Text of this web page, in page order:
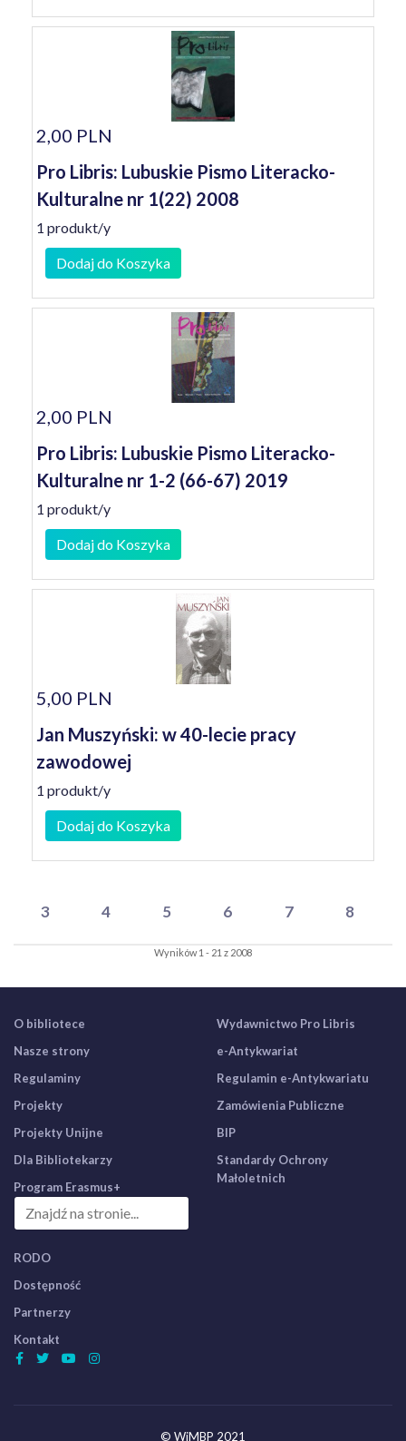
2,00 PLN
Pro Libris: Lubuskie Pismo Literacko-
Kulturalne nr 1(22) 2008
1 produkt/y
Dodaj do Koszyka
2,00 PLN
Pro Libris: Lubuskie Pismo Literacko-
Kulturalne nr 1-2 (66-67) 2019
1 produkt/y
Dodaj do Koszyka
5,00 PLN
Jan Muszyński: w 40-lecie pracy
zawodowej
1 produkt/y
Dodaj do Koszyka
3 4 5 6 7 8
Wyników 1 - 21 z 2008
O bibliotece
Nasze strony
Regulaminy
Projekty
Projekty Unijne
Dla Bibliotekarzy
Program Erasmus+
Wydawnictwo Pro Libris
e-Antykwariat
Regulamin e-Antykwariatu
Zamówienia Publiczne
BIP
Standardy Ochrony
Małoletnich
RODO
Dostępność
Partnerzy
Kontakt
© WiMBP 2021